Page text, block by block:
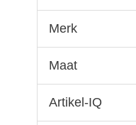
Merk
Maat
Artikel-IQ